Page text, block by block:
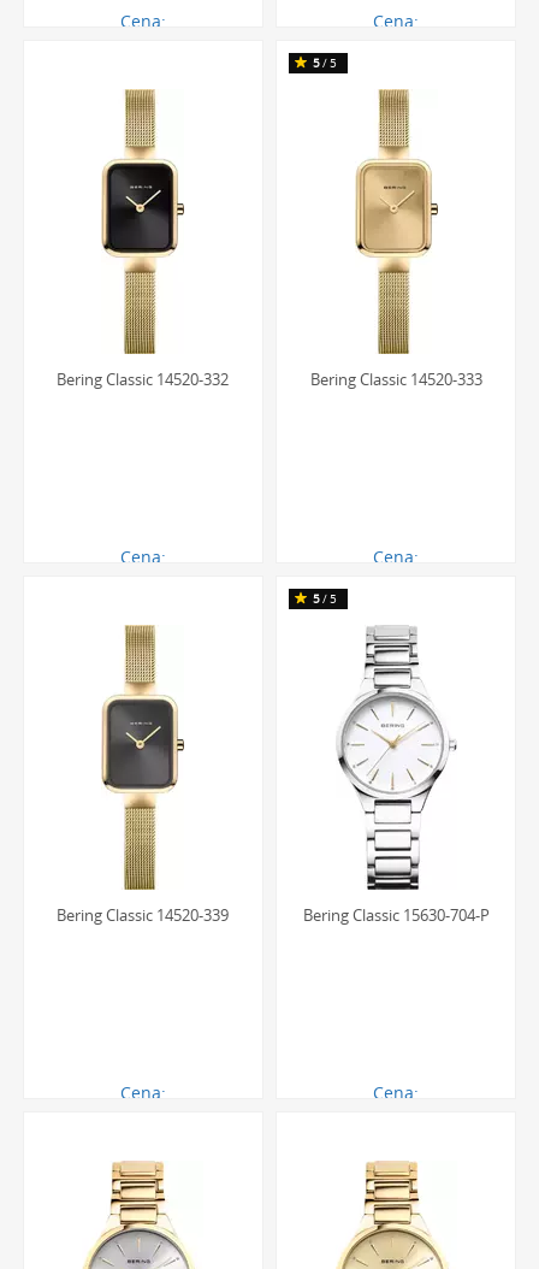
Cena:
Cena:
Bering Classic 14520-332
Cena:
Bering Classic 14520-333
Cena:
5/5
Bering Classic 14520-339
Cena:
Bering Classic 15630-704-P
Cena:
5/5